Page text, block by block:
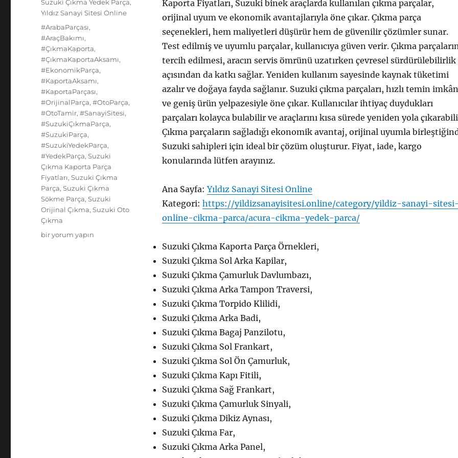
Kaporta Fiyatları, Suzuki binek araçlarda kullanılan çıkma parçalar,
orijinal uyum ve ekonomik avantajlarıyla öne çıkar. Çıkma parça
seçenekleri, hem maliyetleri düşürür hem de güvenilir çözümler sunar.
Test edilmiş ve uyumlu parçalar, kullanıcıya güven verir. Çıkma
tercih edilmesi, aracın servis ömrünü uzatırken çevresel sürdürülebilirlik
açısından da katkı sağlar. Yeniden kullanım sayesinde kaynak tüketimi
azalır ve doğaya fayda sağlanır. Suzuki çıkma parçaları, hızlı temin
ve geniş ürün yelpazesiyle öne çıkar. Kullanıcılar ihtiyaç duydukları
parçaları kolayca bulabilir ve araçlarını kısa sürede yeniden yola
Çıkma parçaların sağladığı ekonomik avantaj, orijinal uyumla
Suzuki sahipleri için ideal bir çözüm oluşturur. Fiyat, iade, kargo
konularında lütfen arayınız.
Ana Sayfa:Yıldız Sanayi Sitesi Online
Kategori: https://yildizsanayisitesi.online/category/yildiz-sanayi-
online-cikma-parca/acura-cikma-yedek-parca/
Suzuki Çıkma Kaporta Parça Örnekleri,
Suzuki Çıkma Sol Arka Kapilar,
Suzuki Çıkma Çamurluk Davlumbazı,
Suzuki Çıkma Arka Tampon Traversi,
Suzuki Çıkma Torpido Klilidi,
Suzuki Çıkma Arka Badi,
Suzuki Çıkma Bagaj Panzilotu,
Suzuki Çıkma Sol Frankart,
Suzuki Çıkma Sol Ön Çamurluk,
Suzuki Çıkma Kapı Fitili,
Suzuki Çıkma Sağ Frankart,
Suzuki Çıkma Çamurluk Sinyali,
Suzuki Çıkma Dikiz Aynası,
Suzuki Çıkma Far,
Suzuki Çıkma Arka Panel,
Suzuki Çıkma Yedek Parça,
Yıldız Sanayi Sitesi Online
Etiketler
#ArabaParçası,
#AraçBakımı,
#ÇıkmaKaporta,
#ÇıkmaKaportaAksamı,
#EkonomikParça,
#KaportaAksamı,
#KaportaParçası,
#OrijinalParça,#OtoParça,
#OtoTamir,#SanayiSitesi,
#SuzukiÇıkmaParça,
#SuzukiParça,
#SuzukiYedekParça,
#YedekParça,Suzuki
Çıkma Kaporta Parça
Fiyatları,Suzuki Çıkma
Parça,Suzuki Çıkma
Sökme Parça,Suzuki
Orijinal Çıkma,Suzuki Oto
Çıkma
Suzuki
bir yorum yapın